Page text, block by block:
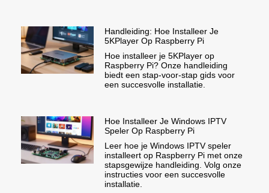
Handleiding: Hoe Installeer Je
5KPlayer Op Raspberry Pi
Hoe installeer je 5KPlayer op
Raspberry Pi? Onze handleiding
biedt een stap-voor-stap gids voor
een succesvolle installatie.
Hoe Installeer Je Windows IPTV
Speler Op Raspberry Pi
Leer hoe je Windows IPTV speler
installeert op Raspberry Pi met onze
stapsgewijze handleiding. Volg onze
instructies voor een succesvolle
installatie.